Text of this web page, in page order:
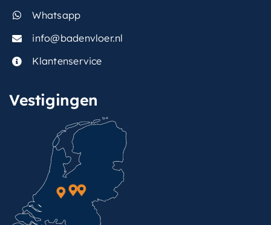
Whatsapp
info@badenvloer.nl
Klantenservice
Vestigingen